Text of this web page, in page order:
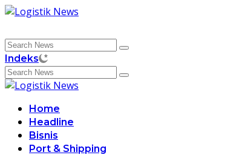
Skip
content
Indeks
Home
Headline
Bisnis
Port & Shipping